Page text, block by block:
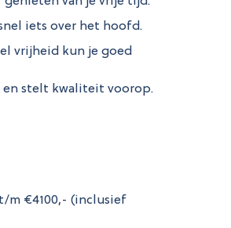
iets over het hoofd.
vrijheid kun je goed
en stelt kwaliteit voorop.
m €4100,- (inclusief